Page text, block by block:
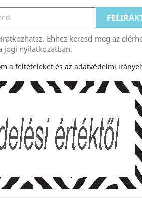
Ehhez keresd meg az
jogi nyilatkozatban.
a feltételeket és az adatvédelmi